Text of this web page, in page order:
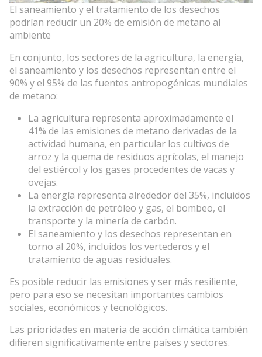
El saneamiento y el tratamiento de los desechos
podrían reducir un 20% de emisión de metano al
ambiente
En conjunto, los sectores de la agricultura, la energía,
el saneamiento y los desechos representan entre el
90% y el 95% de las fuentes antropogénicas mundiales
de metano:
La agricultura representa aproximadamente el
41% de las emisiones de metano derivadas de la
actividad humana, en particular los cultivos de
arroz y la quema de residuos agrícolas, el manejo
del estiércol y los gases procedentes de vacas y
ovejas.
La energía representa alrededor del 35%, incluidos
la extracción de petróleo y gas, el bombeo, el
transporte y la minería de carbón.
El saneamiento y los desechos representan en
torno al 20%, incluidos los vertederos y el
tratamiento de aguas residuales.
Es posible reducir las emisiones y ser más resiliente,
pero para eso se necesitan importantes cambios
sociales, económicos y tecnológicos.
Las prioridades en materia de acción climática también
difieren significativamente entre países y sectores.